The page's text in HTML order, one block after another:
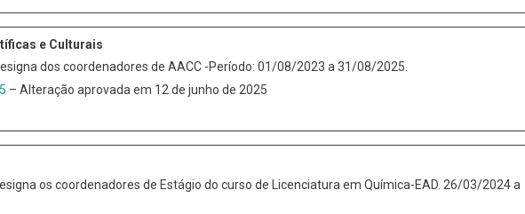
e Culturais
dos coordenadores de AACC -Período: 01/08/2023 a 31/08/2025.
– Alteração aprovada em 12 de junho de 2025
os coordenadores de Estágio do curso de Licenciatura em Química-EAD. 26/03/2024 a